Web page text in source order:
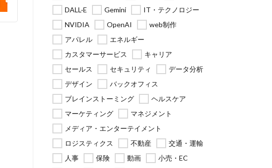
DALL·E
Gemini
IT・テクノロジー
NVIDIA
OpenAI
web制作
アパレル
エネルギー
カスタマーサービス
キャリア
セールス
セキュリティ
データ分析
デザイン
バックオフィス
ブレインストーミング
ヘルスケア
マーケティング
マネジメント
メディア・エンターテイメント
ロジスティクス
不動産
交通・運輸
人事
保険 動画
小売・EC